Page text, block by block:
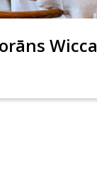
Wicca